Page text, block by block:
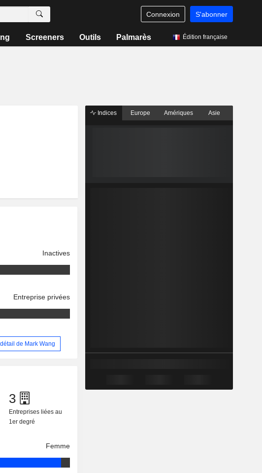
Connexion S'abonner
Screeners Outils Palmarès Édition française
Inactives
Entreprise privées
de Mark Wang
3
Entreprises liées au
1er degré
Femme
Indices Europe Amériques Asie